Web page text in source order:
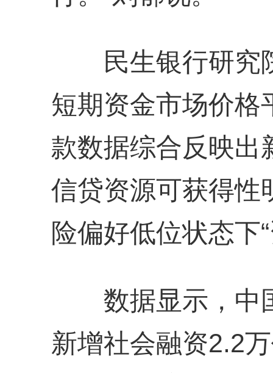
民生银行研究
短期资金市场价格
款数据综合反映出
信贷资源可获得性
险偏好低位状态下
数据显示，中
新增社会融资2.2